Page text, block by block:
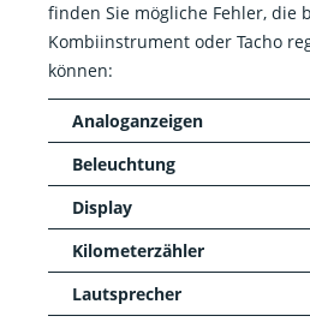
finden Sie mögliche Fehler, die
Kombiinstrument oder Tacho
können:
Analoganzeigen
Beleuchtung
Display
Kilometerzähler
Lautsprecher